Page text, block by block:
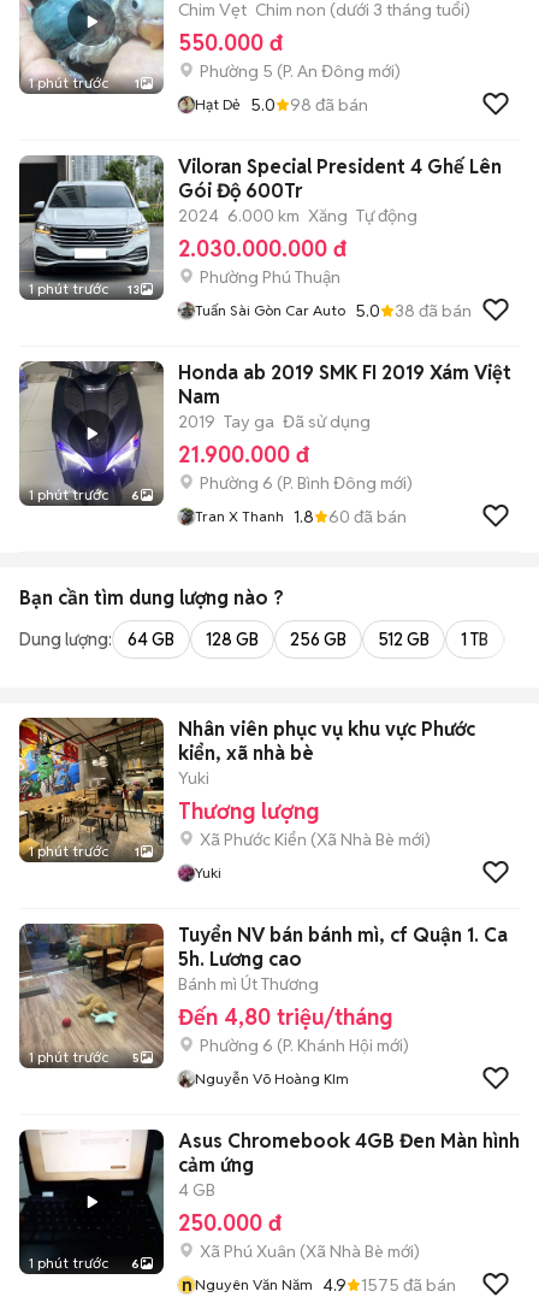
1 phút trước 1
Chim Vẹt Chim non (dưới 3 tháng tuổi)
550.000 đ
Phường 5 (P. An Đông mới)
Hạt Dẻ 5.0 98 đã bán
1 phút trước 13
Viloran Special President 4 Ghế Lên
Gói Độ 600Tr
2024 6.000 km Xăng Tự động
2.030.000.000 đ
Phường Phú Thuận
Tuấn Sài Gòn Car Auto 5.0 38 đã bán
1 phút trước 6
Honda ab 2019 SMK FI 2019 Xám Việt
Nam
2019 Tay ga Đã sử dụng
21.900.000 đ
Phường 6 (P. Bình Đông mới)
Tran X Thanh 1.8 60 đã bán
Bạn cần tìm dung lượng nào ?
Dung lượng: 64 GB 128 GB 256 GB 512 GB 1 TB
1 phút trước 1
Nhân viên phục vụ khu vực Phước
kiển, xã nhà bè
Yuki
Thương lượng
Xã Phước Kiển (Xã Nhà Bè mới)
Yuki
1 phút trước 5
Tuyển NV bán bánh mì, cf Quận 1. Ca
5h. Lương cao
Bánh mì Út Thương
Đến 4,80 triệu/tháng
Phường 6 (P. Khánh Hội mới)
Nguyễn Võ Hoàng KIm
1 phút trước 6
Asus Chromebook 4GB Đen Màn hình
cảm ứng
4 GB
250.000 đ
Xã Phú Xuân (Xã Nhà Bè mới)
nNguyên Văn Năm 4.9 1575 đã bán